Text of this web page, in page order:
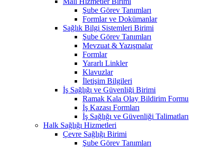
Şube Görev Tanımları
Formlar ve Dokümanlar
Sağlık Bilgi Sistemleri Birimi
Şube Görev Tanımları
Mevzuat & Yazışmalar
Formlar
Yararlı Linkler
Klavuzlar
İletişim Bilgileri
İş Sağlığı ve Güvenliği Birimi
Ramak Kala Olay Bildirim Formu
İş Kazası Formları
İş Sağlığı ve Güvenliği Talimatları
Halk Sağlığı Hizmetleri
Çevre Sağlığı Birimi
Şube Görev Tanımları